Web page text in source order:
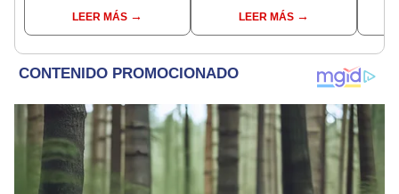
EspañaLEER MÁS LEER MÁS